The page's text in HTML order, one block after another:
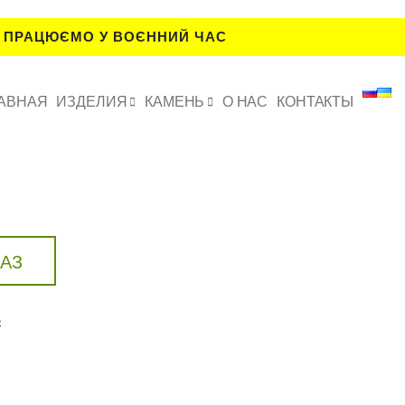
ПРАЦЮЄМО У ВОЄННИЙ ЧАС
ИЗДЕЛИЯ КАМЕНЬ О НАС КОНТАКТЫ